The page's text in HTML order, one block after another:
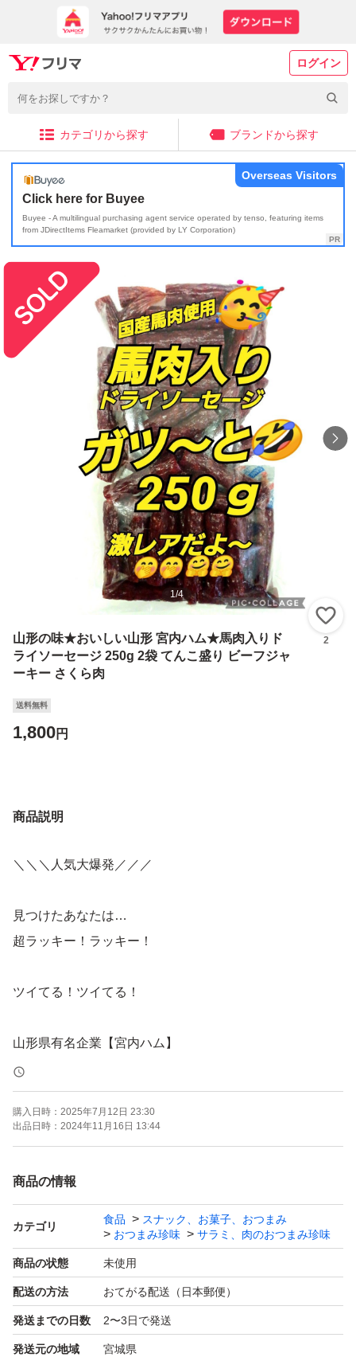
ログイン
カテゴリから探す ブランドから探す
Click here for Buyee
Buyee - A multilingual purchasing agent service operated by tenso, featuring items
from JDirectItems Fleamarket (provided by LY Corporation)
Overseas Visitors
1/4
山形の味★おいしい山形 宮内ハム★馬肉入りド
ライソーセージ 250g 2袋 てんこ盛り ビーフジャ
ーキー さくら肉
2
送料無料
1,800円
商品説明
＼＼＼人気大爆発／／／
見つけたあなたは…
超ラッキー！ラッキー！
ツイてる！ツイてる！
山形県有名企業【宮内ハム】
独自の製法で、肉の旨みとスパイシーな味わいで、県内は
もちろん全国に幅広いファンに支持されているカルパス！
ボリュームたっぷり！
てんてん！てんこ盛りサイズのカルパス
この機会に山形の味を是非ご賞味下さいね(⌒▽⌒)
購入日時： 2025年7月12日 23:30
出品日時： 2024年11月16日 13:44
商品の情報
カテゴリ
食品
スナック、お菓子、おつまみ
おつまみ珍味
サラミ、肉のおつまみ珍味
商品の状態 未使用
配送の方法 おてがる配送（日本郵便）
発送までの日数 2〜3日で発送
発送元の地域 宮城県